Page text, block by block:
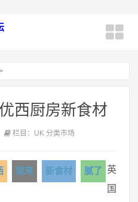
西厨房新食材
栏目：UK 分类市场
就来 新食材 腻了 英
国